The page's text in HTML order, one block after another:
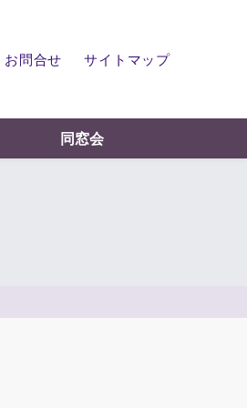
お問合せ サイトマップ
同窓会